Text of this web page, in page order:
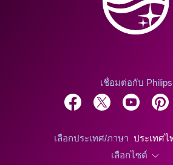
เชื่อมต่อกับ Philips
เลือกประเทศ/ภาษา ประเทศไ
เลือกไซต์